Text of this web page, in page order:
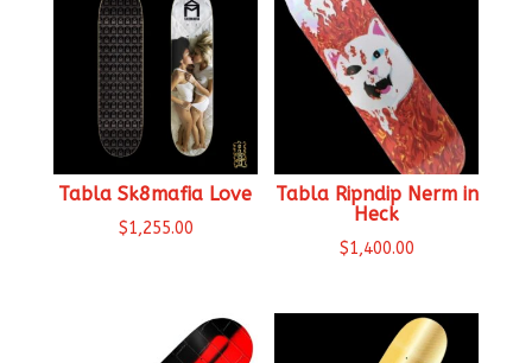
Tabla Sk8mafia Love
$1,255.00
Tabla Ripndip Nerm in
Heck
$1,400.00